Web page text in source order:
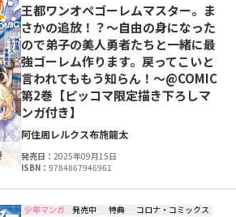
王都ワンオペゴーレムマスター。ま
さかの追放！？～自由の身になった
ので弟子の美人勇者たちと一緒に最
強ゴーレム作ります。戻ってこいと
言われてももう知らん！～@COMIC
第2巻【ピッコマ限定描き下ろしマ
ンガ付き】
阿住周レルクス布施龍太
発売日：2025年09月15日
ISBN：9784867946961
少年マンガ 発売中 特典 コロナ・コミックス